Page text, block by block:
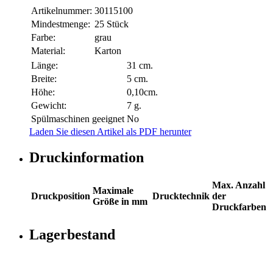
Artikelnummer: 30115100
Mindestmenge: 25 Stück
Farbe:
grau
Material:
Karton
Länge:
31 cm.
Breite:
5 cm.
Höhe:
0,10cm.
Gewicht:
7 g.
Spülmaschinen geeignet No
Laden Sie diesen Artikel als PDF herunter
Druckinformation
Druckposition
Maximale
Größe in mm
Drucktechnik
Max. Anzahl
der
Druckfarben
Lagerbestand